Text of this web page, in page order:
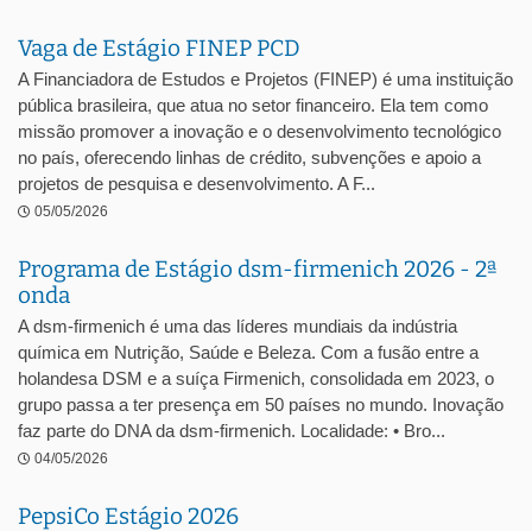
Vaga de Estágio FINEP PCD
A Financiadora de Estudos e Projetos (FINEP) é uma instituição
pública brasileira, que atua no setor financeiro. Ela tem como
missão promover a inovação e o desenvolvimento tecnológico
no país, oferecendo linhas de crédito, subvenções e apoio a
projetos de pesquisa e desenvolvimento. A F...
05/05/2026
Programa de Estágio dsm-firmenich 2026 - 2ª
onda
A dsm-firmenich é uma das líderes mundiais da indústria
química em Nutrição, Saúde e Beleza. Com a fusão entre a
holandesa DSM e a suíça Firmenich, consolidada em 2023, o
grupo passa a ter presença em 50 países no mundo. Inovação
faz parte do DNA da dsm-firmenich. Localidade: • Bro...
04/05/2026
PepsiCo Estágio 2026